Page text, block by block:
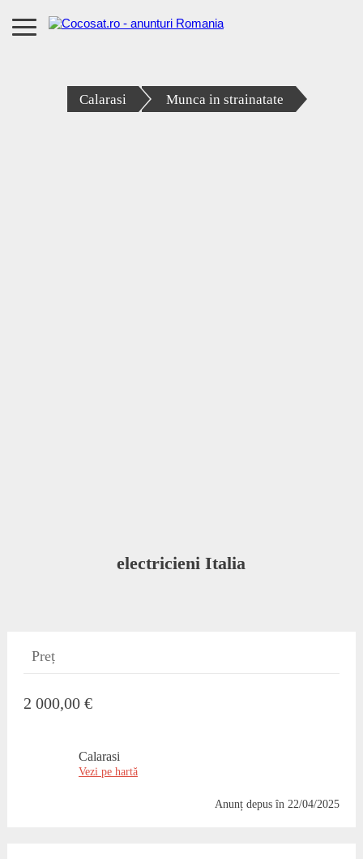
Calarasi Munca in strainatate
electricieni Italia
Preț
2 000,00 €
Calarasi
Vezi pe hartă
Anunț depusîn 22/04/2025